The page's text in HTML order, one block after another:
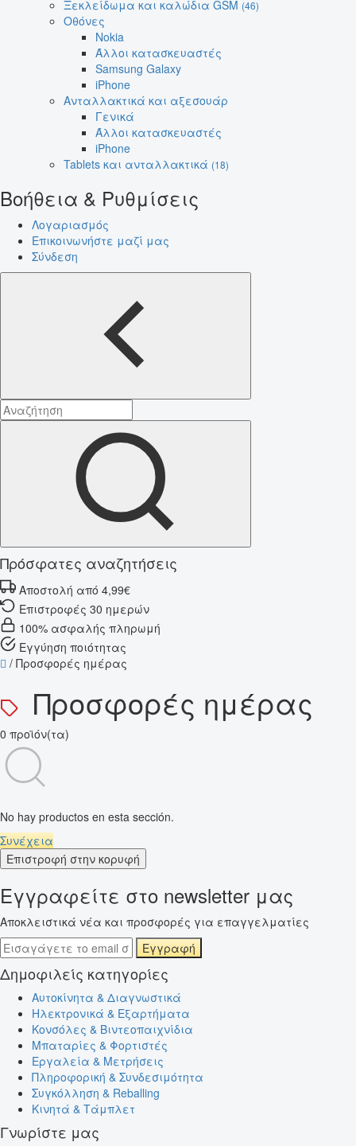
Ξεκλείδωμα και καλώδια GSM (46)
Οθόνες
Nokia
Άλλοι κατασκευαστές
Samsung Galaxy
iPhone
Ανταλλακτικά και αξεσουάρ
Γενικά
Άλλοι κατασκευαστές
iPhone
Tablets και ανταλλακτικά (18)
Βοήθεια & Ρυθμίσεις
Λογαριασμός
Επικοινωνήστε μαζί μας
Σύνδεση
Πρόσφατες αναζητήσεις
Αποστολή από 4,99€
Επιστροφές 30 ημερών
100% ασφαλής πληρωμή
Εγγύηση ποιότητας
/ Προσφορές ημέρας
Προσφορές ημέρας
0 προϊόν(τα)
No hay productos en esta sección.
Συνέχεια
Επιστροφή στην κορυφή
Εγγραφείτε στο newsletter μας
Αποκλειστικά νέα και προσφορές για επαγγελματίες
Εγγραφή
Δημοφιλείς κατηγορίες
Αυτοκίνητα & Διαγνωστικά
Ηλεκτρονικά & Εξαρτήματα
Κονσόλες & Βιντεοπαιχνίδια
Μπαταρίες & Φορτιστές
Εργαλεία & Μετρήσεις
Πληροφορική & Συνδεσιμότητα
Συγκόλληση & Reballing
Κινητά & Τάμπλετ
Γνωρίστε μας